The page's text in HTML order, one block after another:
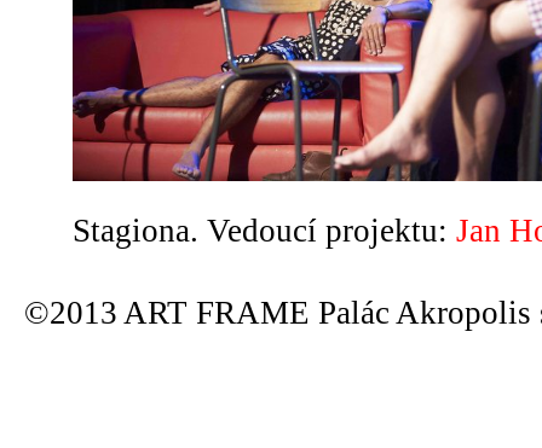
Stagiona. Vedoucí projektu: Jan
©2013 ART FRAME Palác Akropolis